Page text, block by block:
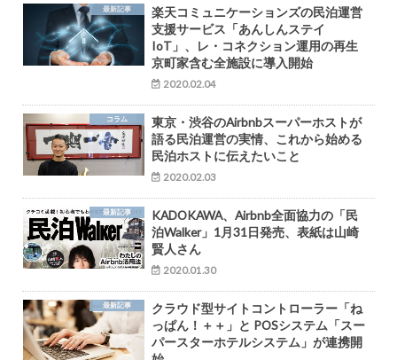
最新記事
楽天コミュニケーションズの民泊運営
支援サービス「あんしんステイ
IoT」、レ・コネクション運用の再生
京町家含む全施設に導入開始
2020.02.04
コラム
東京・渋谷のAirbnbスーパーホストが
語る民泊運営の実情、これから始める
民泊ホストに伝えたいこと
2020.02.03
最新記事
KADOKAWA、Airbnb全面協力の「民
泊Walker」1月31日発売、表紙は山崎
賢人さん
2020.01.30
最新記事
クラウド型サイトコントローラー「ね
っぱん！＋＋」と POSシステム「スー
パースターホテルシステム」が連携開